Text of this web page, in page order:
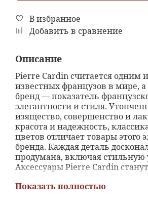
В избранное
Добавить в сравнение
Описание
Pierre Cardin считается одним
известных французов в мире,
бренд — показатель
элегантности и стиля.
изящество, совершенство и
красота и надежность,
цветов отличает товары этого
бренда. Каждая деталь
продумана, включая стильную
Аксессуары Pierre Cardin
дополнением вашего образа и
Показать полностью